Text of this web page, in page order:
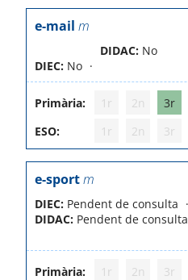
e-mail m
DIEC: No
DIDAC: No
Primària: 1r 2n 3r
ESO:
1r 2n 3r
e-sportm
DIEC: Pendent de consulta
DIDAC: Pendent de consulta
Primària: 1r 2n 3r